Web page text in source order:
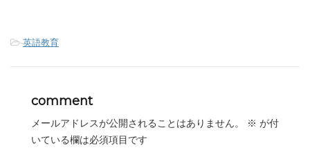
-英語教育
comment
メールアドレスが公開されることはありません。 ※ が付
いている欄は必須項目です